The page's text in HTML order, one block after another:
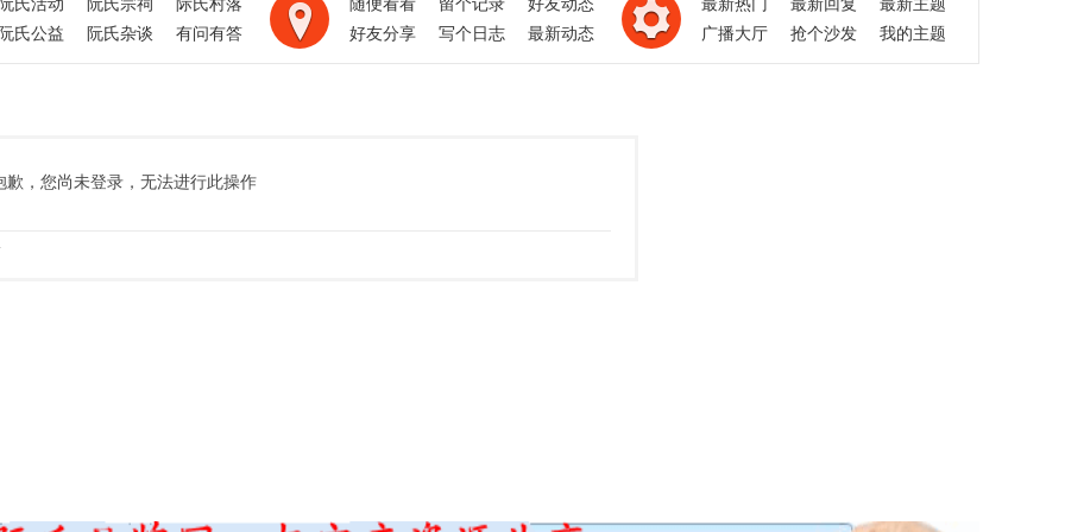
氏活动 阮氏宗祠
际氏村落
氏公益
阮氏杂谈 有问有答
随便看看 留个记录
好友动态
好友分享
写个日志 最新动态
最新热门 最新回复
最新主题
广播大厅
抢个沙发 我的主题
歉，您尚未登录，无法进行此操作